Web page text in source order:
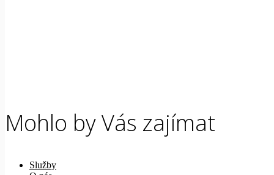
Mohlo by Vás zajímat
Služby